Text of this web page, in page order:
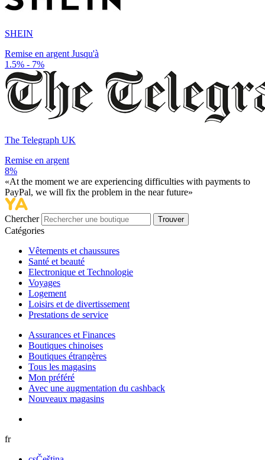
SHEIN
Remise en argent Jusqu'à
1.5% - 7%
The Telegraph UK
Remise en argent
8%
«At the moment we are experiencing difficulties with payments to
PayPal, we will fix the problem in the near future»
Chercher Trouver
Catégories
Vêtements et chaussures
Santé et beauté
Electronique et Technologie
Voyages
Logement
Loisirs et de divertissement
Prestations de service
Assurances et Finances
Boutiques chinoises
Boutiques étrangères
Tous les magasins
Mon préféré
Avec une augmentation du cashback
Nouveaux magasins
fr